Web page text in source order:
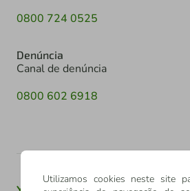
0800 724 0525
Denúncia
Canal de denúncia
0800 602 6918
Utilizamos cookies neste site